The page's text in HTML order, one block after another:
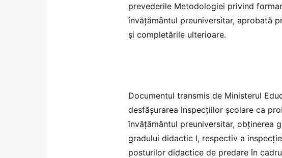
prevederile Metodologiei privind
învăţământul preuniversitar, aprobată
şi completările ulterioare.
Documentul transmis de Ministerul
desfăşurarea inspecțiilor şcolare ca
învăţământul preuniversitar, obţinerea
gradului didactic I, respectiv a
posturilor didactice de predare în